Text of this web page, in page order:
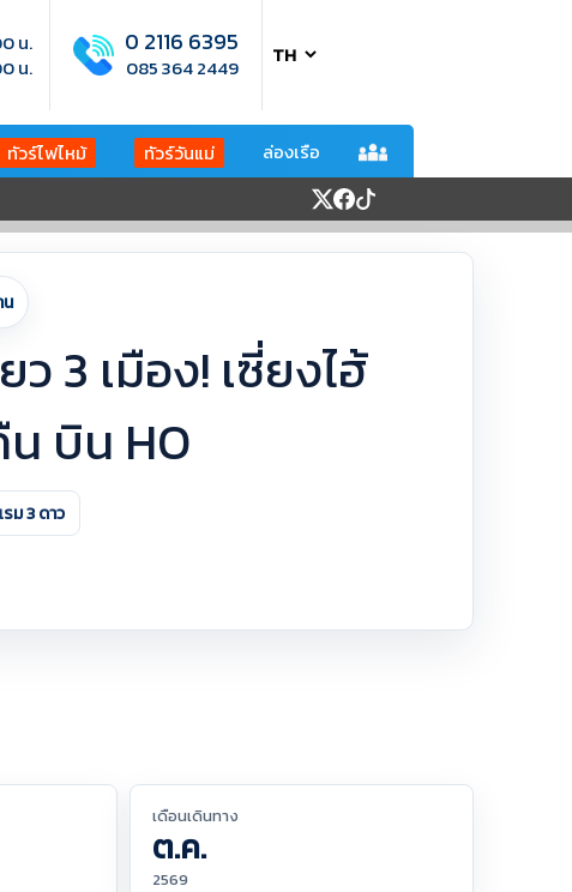
น.
น.
0 2116 6395
085 364 2449
ทัวร์ไฟไหม้ ทัวร์วันแม่ ล่องเรือ
3 เมือง! เซี่ยงไฮ้
น บิน HO
ม 3 ดาว
เดือนเดินทาง
ต.ค.
2569